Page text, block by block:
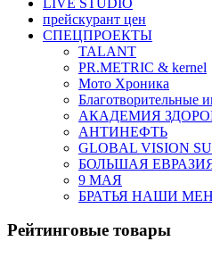
прейскурант цен
СПЕЦПРОЕКТЫ
TALANT
PR.METRIC & kernel
Мото Хроника
Благотворительные
АКАДЕМИЯ
АНТИНЕФТЬ
GLOBAL VISION
БОЛЬШАЯ
9 МАЯ
БРАТЬЯ НАШИ
Рейтинговые товары